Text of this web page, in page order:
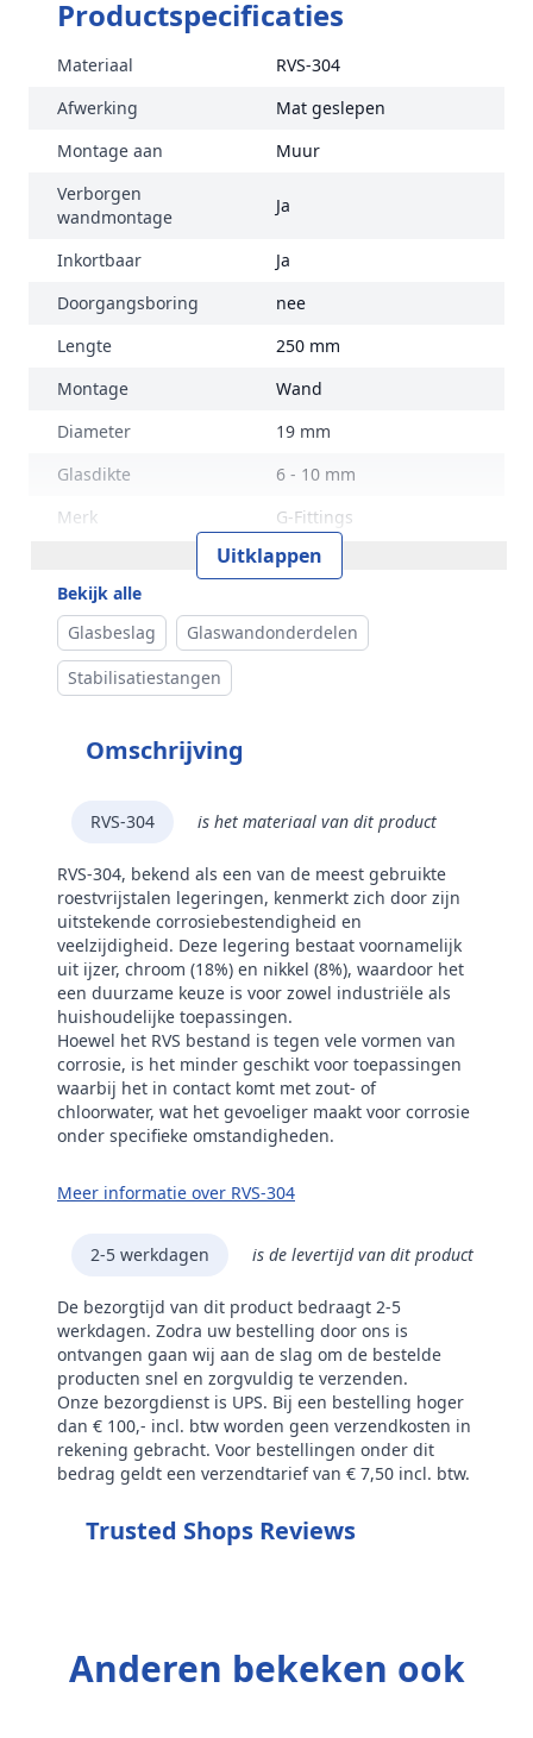
Productspecificaties
Materiaal
RVS-304
Afwerking
Mat geslepen
Montage aan
Muur
Verborgen
wandmontage
Ja
Inkortbaar
Ja
Doorgangsboring
nee
Lengte
250 mm
Montage
Wand
Diameter
19 mm
Glasdikte
6 - 10 mm
Merk
G-Fittings
6415
Uitklappen
Bekijk alle
Glasbeslag
Glaswandonderdelen
Stabilisatiestangen
Omschrijving
RVS-304 is het materiaal van dit product
RVS-304, bekend als een van de meest gebruikte
roestvrijstalen legeringen, kenmerkt zich door zijn
uitstekende corrosiebestendigheid en
veelzijdigheid. Deze legering bestaat voornamelijk
uit ijzer, chroom (18%) en nikkel (8%), waardoor het
een duurzame keuze is voor zowel industriële als
huishoudelijke toepassingen.
Hoewel het RVS bestand is tegen vele vormen van
corrosie, is het minder geschikt voor toepassingen
waarbij het in contact komt met zout- of
chloorwater, wat het gevoeliger maakt voor corrosie
onder specifieke omstandigheden.
Meer informatie over RVS-304
2-5 werkdagen is de levertijd van dit product
De bezorgtijd van dit product bedraagt 2-5
werkdagen. Zodra uw bestelling door ons is
ontvangen gaan wij aan de slag om de bestelde
producten snel en zorgvuldig te verzenden.
Onze bezorgdienst is UPS. Bij een bestelling hoger
dan € 100,- incl. btw worden geen verzendkosten in
rekening gebracht. Voor bestellingen onder dit
bedrag geldt een verzendtarief van € 7,50 incl. btw.
Trusted Shops Reviews
Anderen bekeken ook